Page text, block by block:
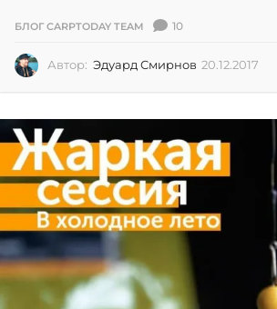
БЛОГ CARPTODAY TEAM 10
Автор: Эдуард Смирнов 20.12.2017
0